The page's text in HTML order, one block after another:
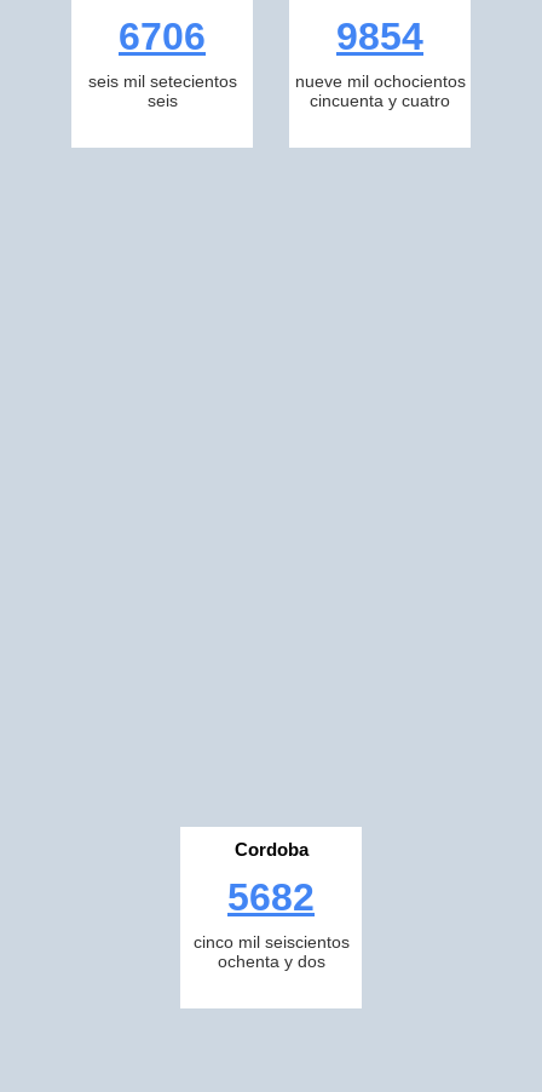
6706
seis mil setecientos
seis
9854
nueve mil ochocientos
cincuenta y cuatro
Cordoba
5682
cinco mil seiscientos
ochenta y dos